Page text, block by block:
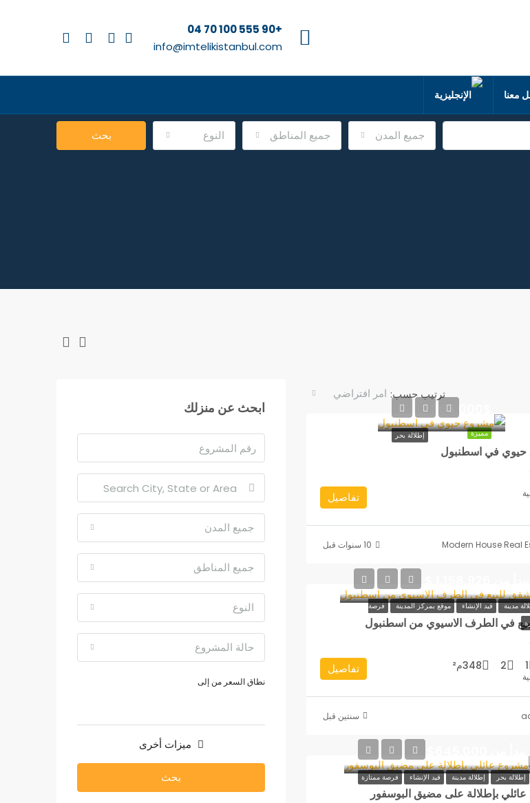
+90 555 100 70 04
info@imtelikistanbul.com
معنا
جميع المدن جميع المناطق النوع بحث
ترتيب حسب: امر افتراضي
مميزة إطلالة بحر
365,000$
في اسطنبول
تفاصيل
Modern House Real
مدينة قيد الإنشاء موقع بمركز المدينة
فرصة
في الطرف الاسيوي من اسطنبول
1
2 348م² تفاصيل
‏سنتين قبل
إطلالة بحر إطلالة مدينة قيد الإنشاء فرصة ممتازة
بإطلالة على مضيق البوسفور
ابحث عن منزلك
جميع المدن
جميع المناطق
النوع
حالة المشروع
نطاق السعر من إلى
ميزات أخرى
بحث